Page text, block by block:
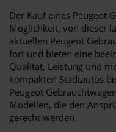
Der Kauf eines Peugeot
Möglichkeit, von dieser
aktuellen Peugeot
fort und bieten eine
Qualität, Leistung und
kompakten Stadtautos
Peugeot
Modellen, die den
gerecht werden.